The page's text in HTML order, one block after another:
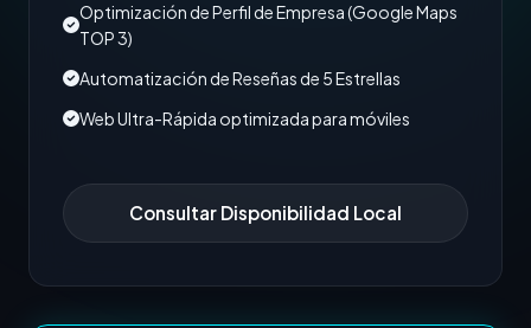
Optimización de Perfil de Empresa (Google Maps
TOP 3)
Automatización de Reseñas de 5 Estrellas
Web Ultra-Rápida optimizada para móviles
Consultar Disponibilidad Local